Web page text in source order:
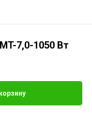
7,0-1050 Вт